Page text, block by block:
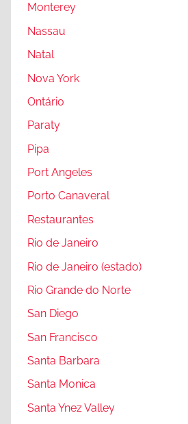
Monterey
Nassau
Natal
Nova York
Ontário
Paraty
Pipa
Port Angeles
Porto Canaveral
Restaurantes
Rio de Janeiro
Rio de Janeiro (estado)
Rio Grande do Norte
San Diego
San Francisco
Santa Barbara
Santa Monica
Santa Ynez Valley